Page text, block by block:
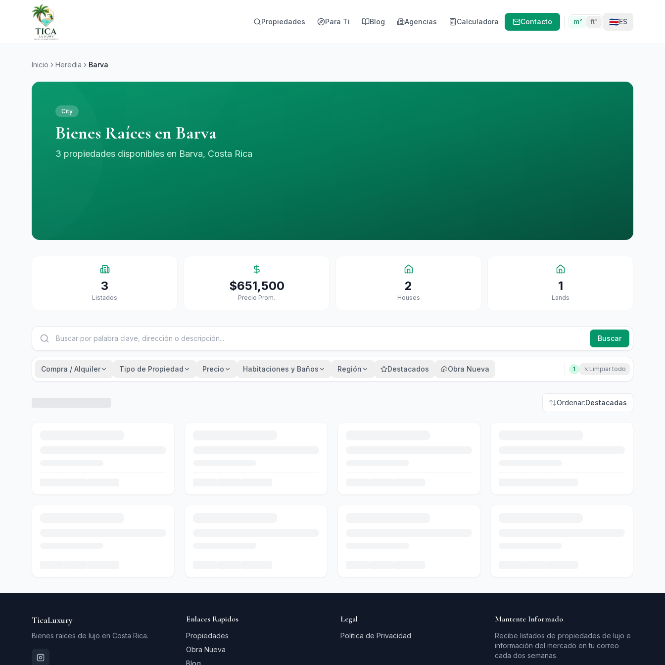
Propiedades Para Ti Blog Agencias Calculadora Contacto m² ft² 🇨🇷ES
Inicio Heredia Barva
City
Bienes Raíces en Barva
3 propiedades disponibles en Barva, Costa Rica
3
Listados
$651,500
Precio Prom.
2
HouseS
1
LandS
Buscar
Compra / Alquiler Tipo de Propiedad Precio Habitaciones y Baños Región Destacados Obra Nueva 1 Limpiar todo
Ordenar:Destacadas
TicaLuxury
Bienes raices de lujo en Costa Rica.
Enlaces Rapidos
Propiedades
Obra Nueva
Blog
Legal
Politica de Privacidad
Mantente Informado
Recibe listados de propiedades de lujo e
información del mercado en tu correo
cada dos semanas.